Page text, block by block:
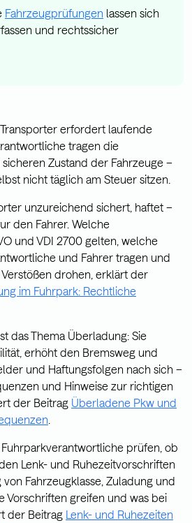
Fahrzeugprüfungen lassen sich
und rechtssicher
erfordert laufende
tragen die
Zustand der Fahrzeuge –
nicht täglich am Steuer sitzen.
unzureichend sichert, haftet –
den Fahrer. Welche
und VDI 2700 gelten, welche
und Fahrer tragen und
drohen, erklärt der
im Fuhrpark: Rechtliche
das Thema Überladung: Sie
erhöht den Bremsweg und
und Haftungsfolgen nach sich –
und Hinweise zur richtigen
der Beitrag Überladene Pkw und
prüfen, ob
Lenk- und Ruhezeitvorschriften
Fahrzeugklasse, Zuladung und
Vorschriften greifen und was bei
der Beitrag Lenk- und Ruhezeiten